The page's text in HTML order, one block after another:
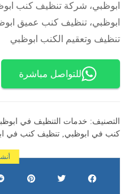
ابوظبي، شركة تنظيف كنب
ابوظبي، تنظيف كنب عميق
تنظيف وتعقيم الكنب ابوظبي
للتواصل مباشرة
التصنيف: خدمات التنظيف في
كنب في ابوظبي ,تنظيف كنب في